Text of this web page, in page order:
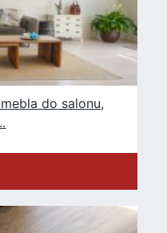
do salonu,